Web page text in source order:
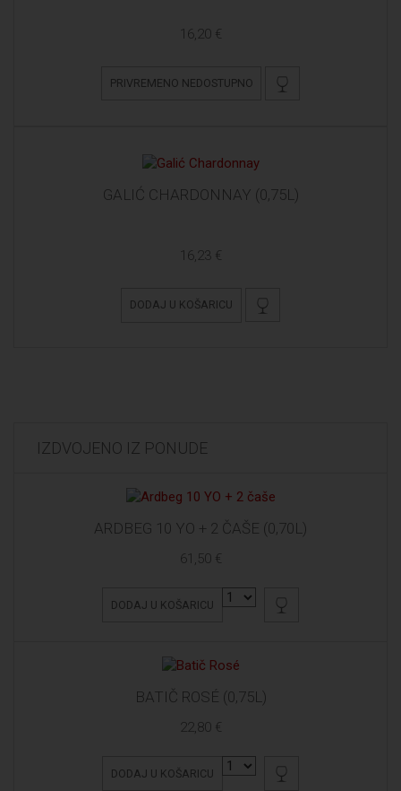
16,20 €
PRIVREMENO NEDOSTUPNO
GALIĆ CHARDONNAY (0,75L)
16,23 €
DODAJ U KOŠARICU
IZDVOJENO IZ PONUDE
ARDBEG 10 YO + 2 ČAŠE (0,70L)
61,50 €
DODAJ U KOŠARICU
BATIČ ROSÉ (0,75L)
22,80 €
DODAJ U KOŠARICU